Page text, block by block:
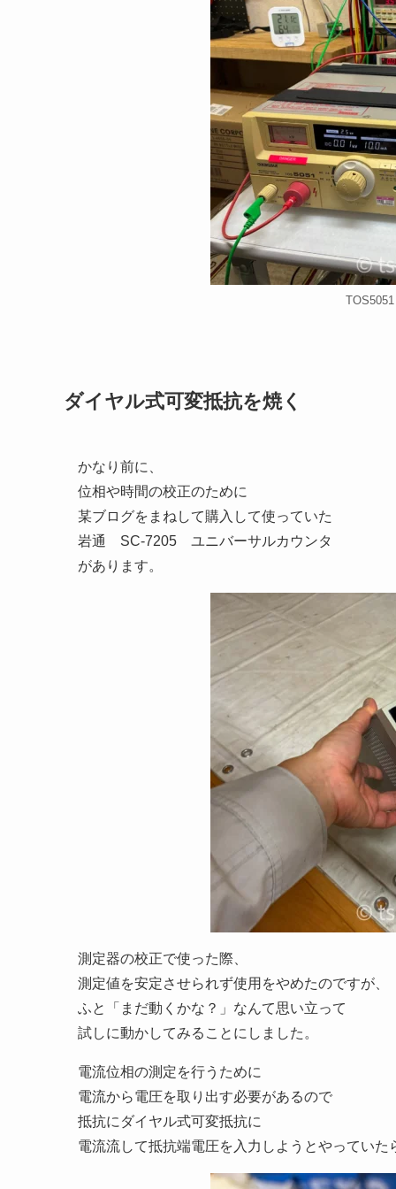
ダイヤル式可変抵抗を焼く
かなり前に、
位相や時間の校正のために
某ブログをまねして購入して使っていた
岩通 SC-7205 ユニバーサルカウンタ
があります。
測定器の校正で使った際、
測定値を安定させられず使用をやめたのですが、
ふと「まだ動くかな？」なんて思い立って
試しに動かしてみることにしました。
電流位相の測定を行うために
電流から電圧を取り出す必要があるので
抵抗にダイヤル式可変抵抗に
電流流して抵抗端電圧を入力しようとやっていた